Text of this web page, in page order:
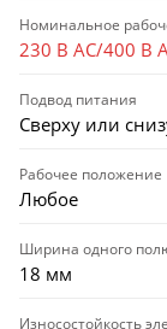
Номинальное
230 В AC/400 В
Подвод питания
Сверху или
Рабочее положение
Любое
Ширина одного
18 мм
Износостойкость